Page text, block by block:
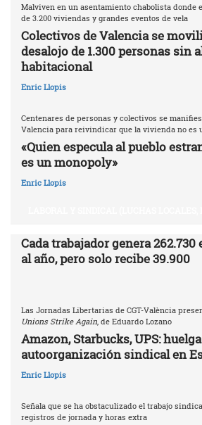
Malviven en un asentamiento chabolista donde
de 3.200 viviendas y grandes eventos de vela
Colectivos de Valencia se
desalojo de 1.300 personas sin
habitacional
Enric Llopis
Centenares de personas y colectivos se
Valencia para reivindicar que la vivienda no es
«Quien especula al pueblo
es un monopoly»
Enric Llopis
Cada trabajador genera 262.730
al año, pero solo recibe 39.900
Las Jornadas Libertarias de CGT-València
Unions Strike Again , de Eduardo Lozano
Amazon, Starbucks, UPS:
autoorganización sindical en
Enric Llopis
Señala que se ha obstaculizado el trabajo
registros de jornada y horas extra